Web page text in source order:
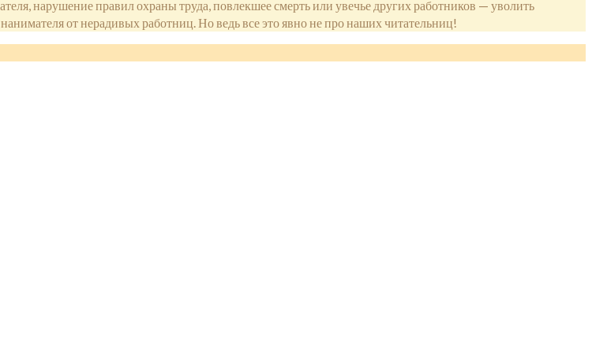
нарушение правил охраны труда, повлекшее смерть или увечье других работников — уволить
от нерадивых работниц. Но ведь все это явно не про наших читательниц!